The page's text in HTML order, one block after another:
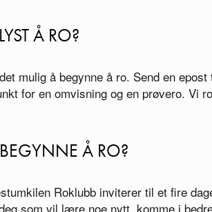
LYST Å RO?
mulig å begynne å ro. Send en epost
for en omvisning og en prøvero. Vi
BEGYNNE Å RO?
Roklubb inviterer til et fire
som vil lære noe nytt, komme i